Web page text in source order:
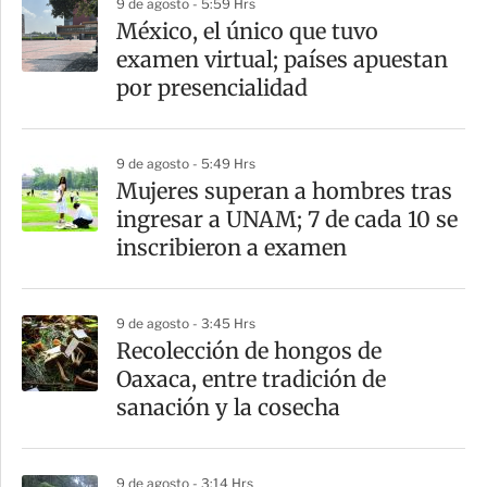
a
r
t
9 de agosto - 5:59 Hrs
México, el único que tuvo
examen virtual; países apuestan
por presencialidad
9 de agosto - 5:49 Hrs
Mujeres superan a hombres tras
ingresar a UNAM; 7 de cada 10 se
inscribieron a examen
9 de agosto - 3:45 Hrs
Recolección de hongos de
Oaxaca, entre tradición de
sanación y la cosecha
9 de agosto - 3:14 Hrs